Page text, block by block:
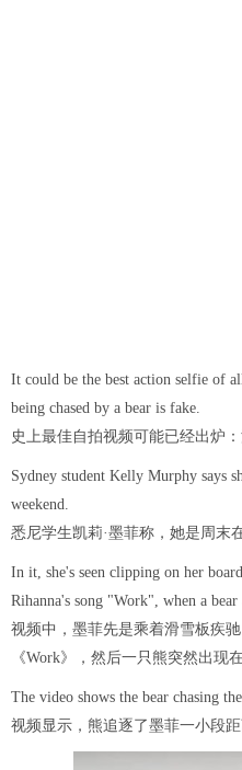
It could be the best action selfie of
being chased by a bear is fake.
史上最佳自拍视频可能已经出炉
Sydney student Kelly Murphy says
weekend.
悉尼学生凯莉·墨菲称，她是周末
In it, she's seen clipping on her
Rihanna's song "Work", when a
视频中，墨菲先是乘着滑雪板疾
《Work》，然后一只熊突然出现
The video shows the bear chasing
视频显示，熊追逐了墨菲一小段